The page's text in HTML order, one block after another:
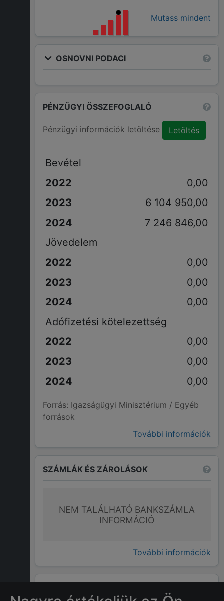
Mutass mindent
OSNOVNI PODACI
PÉNZÜGYI ÖSSZEFOGLALÓ
Pénzügyi információk letöltése Letöltés
Bevétel
0,00
6 104 950,00
7 246 846,00
Jövedelem
0,00
0,00
0,00
Adófizetési kötelezettség
0,00
0,00
0,00
Forrás: Igazságügyi Minisztérium / Egyéb
források
További információk
SZÁMLÁK ÉS ZÁROLÁSOK
NEM TALÁLHATÓ BANKSZÁMLA
INFORMÁCIÓ
További információk